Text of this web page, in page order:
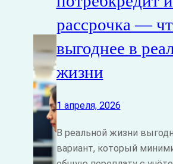
рассрочка —
выгоднее в
жизни
1 апреля, 2026
В реальной жизни
вариант, который